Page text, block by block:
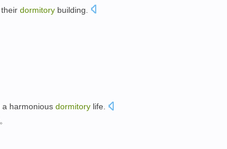
their dormitory building.
a harmonious dormitory life
。